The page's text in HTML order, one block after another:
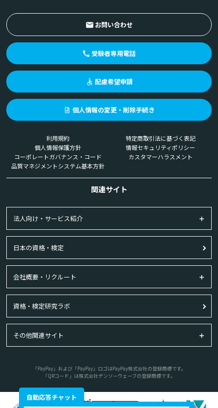
自動応答チャット
お問い合わせ
受験者専用電話
配慮希望申請
個人情報の変更・削除手続き
利用規約
特定商取引法に基づく表記
個人情報保護方針
情報セキュリティポリシー
コーポレートガバナンス・コード
カスタマーハラスメント
品質マネジメントシステム基本方針
関連サイト
法人向け・サービス紹介
日本の資格・検定
会社概要・リクルート
資格・検定研究ラボ
その他関連サイト
「PayPay」および「PayPay」ロゴはPayPay株式会社の登録商標です。
「QRコード」は株式会社デンソーウェーブの登録商標です。